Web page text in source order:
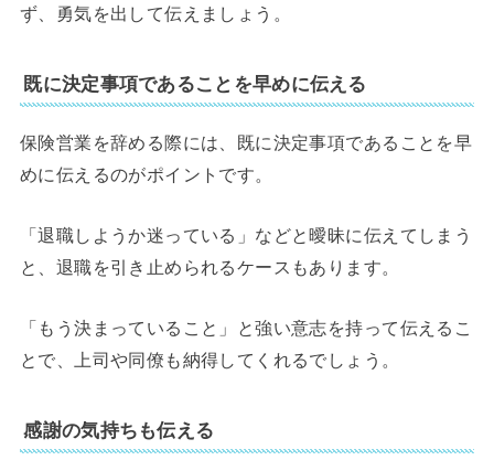
ず、勇気を出して伝えましょう。
既に決定事項であることを早めに伝える
保険営業を辞める際には、既に決定事項であることを早
めに伝えるのがポイントです。
「退職しようか迷っている」などと曖昧に伝えてしまう
と、退職を引き止められるケースもあります。
「もう決まっていること」と強い意志を持って伝えるこ
とで、上司や同僚も納得してくれるでしょう。
感謝の気持ちも伝える